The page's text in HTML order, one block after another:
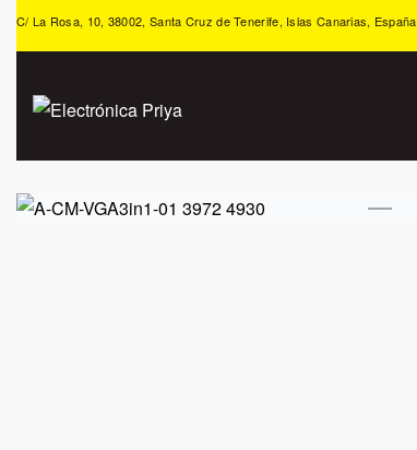
C/ La Rosa, 10, 38002, Santa Cruz de Tenerife, Islas Canarias, España